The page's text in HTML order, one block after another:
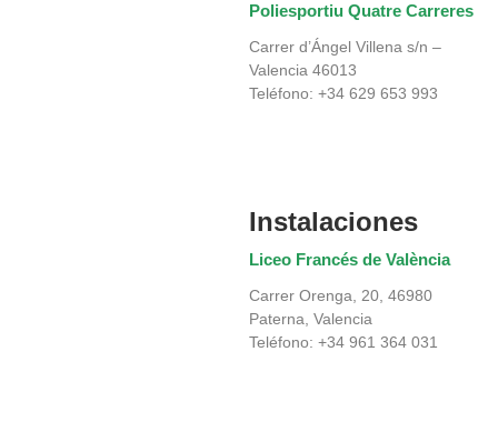
Poliesportiu Quatre Carreres
Carrer d’Ángel Villena s/n –
Valencia 46013
Teléfono: +34 629 653 993
Instalaciones
Liceo Francés de València
Carrer Orenga, 20, 46980
Paterna, Valencia
Teléfono: +34 961 364 031